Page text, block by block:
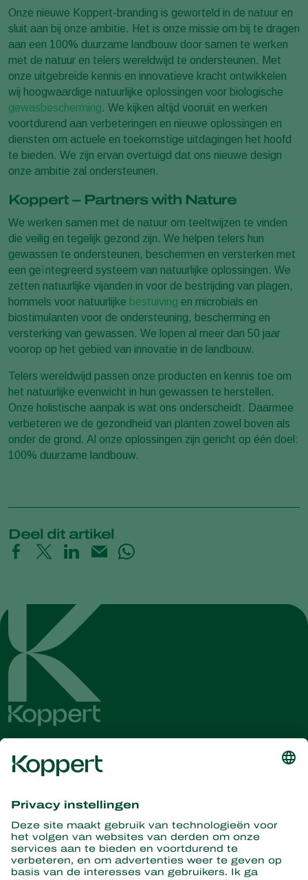
Onze nieuwe Koppert-branding is geworteld in de natuur en
sluit aan bij onze ambitie. Het is onze missie om bij te dragen
aan een 100% duurzame landbouw door samen te werken
met de natuur en telers wereldwijd te ondersteunen. Met
onze uitgebreide kennis en innovatieve kracht ontwikkelen
wij hoogwaardige natuurlijke oplossingen voor biologische
gewasbescherming. We kijken altijd vooruit en werken
voortdurend aan verbeteringen en nieuwe oplossingen en
diensten om actuele en toekomstige uitdagingen het hoofd
te bieden. We zijn ervan overtuigd dat ons nieuwe design
onze ambitie zal ondersteunen.
Koppert – Partners with Nature
We werken samen met de natuur om teeltwijzen te vinden
die veilig en tegelijk gezond zijn. We helpen telers hun
gewassen te ondersteunen, beschermen en versterken met
een geïntegreerd systeem van natuurlijke oplossingen. We
zetten natuurlijke vijanden in voor de bestrijding van plagen,
hommels voor natuurlijke bestuiving en microbials en
biostimulanten voor de ondersteuning, bescherming en
versterking van gewassen. We lopen al meer dan 50 jaar
voorop op het gebied van innovatie in de landbouw.
Telers wereldwijd passen onze producten en kennis toe om
het natuurlijke evenwicht in hun gewassen te herstellen.
Onze holistische aanpak is wat ons onderscheidt. Daarmee
verbeteren we de gezondheid van planten zowel boven als
onder de grond. Al onze oplossingen zijn gericht op één doel:
100% duurzame landbouw.
Deel dit artikel
Ontvang het laatste nieuws en
informatie
Hier aanmelden
Partners with Nature